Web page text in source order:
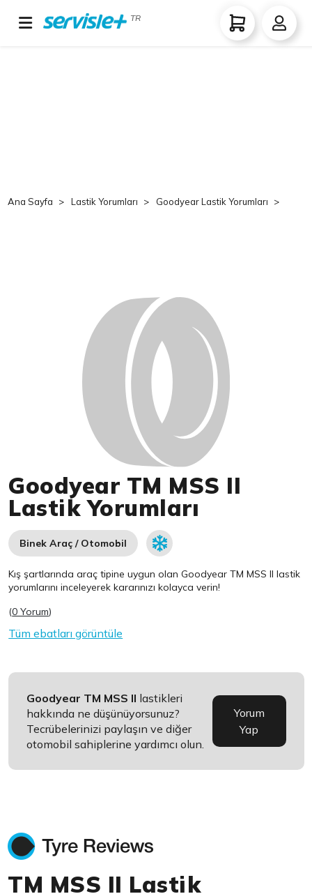
TR
Ana Sayfa Lastik Yorumları Goodyear Lastik Yorumları
Goodyear TM MSS II
Lastik Yorumları
Binek Araç / Otomobil
Kış şartlarında araç tipine uygun olanGoodyear TM MSS II lastik
yorumlarını inceleyerek kararınızı kolayca verin!
(0 Yorum)
Tüm ebatları görüntüle
Goodyear TM MSS II lastikleri
hakkında ne düşünüyorsunuz?
Tecrübelerinizi paylaşın ve diğer
otomobil sahiplerine yardımcı olun.
Yorum
Yap
TM MSS II Lastik